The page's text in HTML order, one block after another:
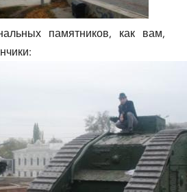
памятников, как вам,